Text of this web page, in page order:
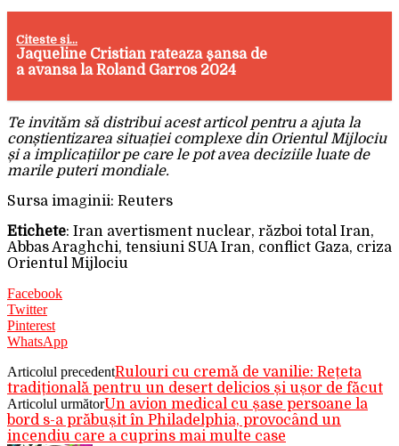
Citeste si...
Jaqueline Cristian rateaza şansa de
a avansa la Roland Garros 2024
Te invităm să distribui acest articol pentru a ajuta la
conștientizarea situației complexe din Orientul Mijlociu
și a implicațiilor pe care le pot avea deciziile luate de
marile puteri mondiale.
Sursa imaginii: Reuters
Etichete: Iran avertisment nuclear, război total Iran,
Abbas Araghchi, tensiuni SUA Iran, conflict Gaza, criza
Orientul Mijlociu
Facebook
Twitter
Pinterest
WhatsApp
Articolul precedentRulouri cu cremă de vanilie: Rețeta
tradițională pentru un desert delicios și ușor de făcut
Articolul următorUn avion medical cu șase persoane la
bord s-a prăbușit în Philadelphia, provocând un
incendiu care a cuprins mai multe case